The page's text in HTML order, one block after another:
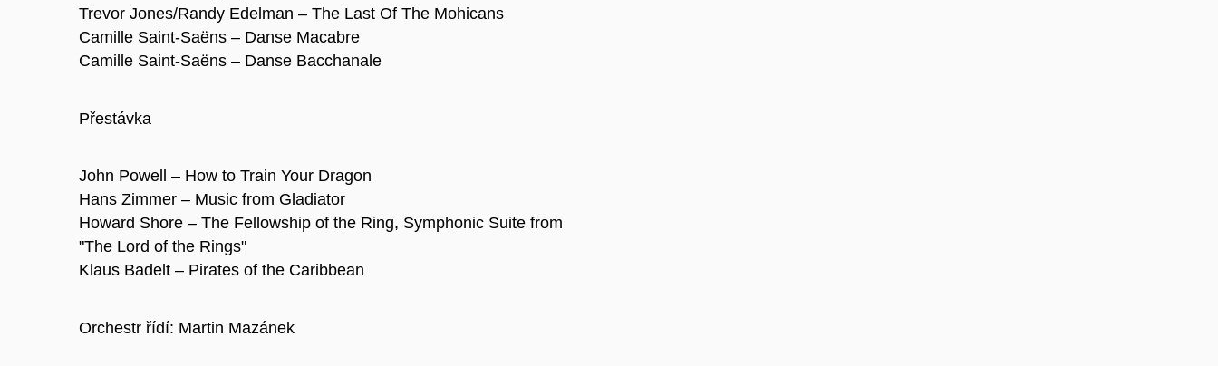
Trevor Jones/Randy Edelman – The Last Of The Mohicans
Camille Saint-Saëns – Danse Macabre
Camille Saint-Saëns – Danse Bacchanale
Přestávka
John Powell – How to Train Your Dragon
Hans Zimmer – Music from Gladiator
Howard Shore – The Fellowship of the Ring, Symphonic Suite from
"The Lord of the Rings"
Klaus Badelt – Pirates of the Caribbean
Orchestr řídí: Martin Mazánek